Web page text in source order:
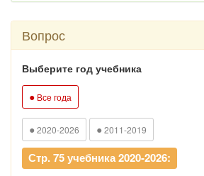
Вопрос
Выберите год учебника
● Все года
● 2020-2026 ● 2011-2019
Стр. 75 учебника 2020-2026: